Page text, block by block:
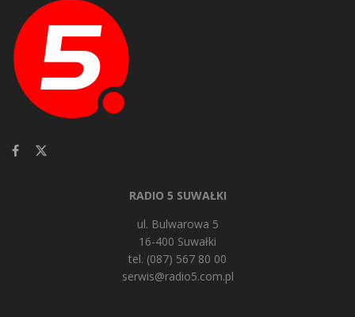
RADIO 5 SUWAŁKI
ul. Bulwarowa 5
16-400 Suwałki
tel. (087) 567 80 00
serwis@radio5.com.pl